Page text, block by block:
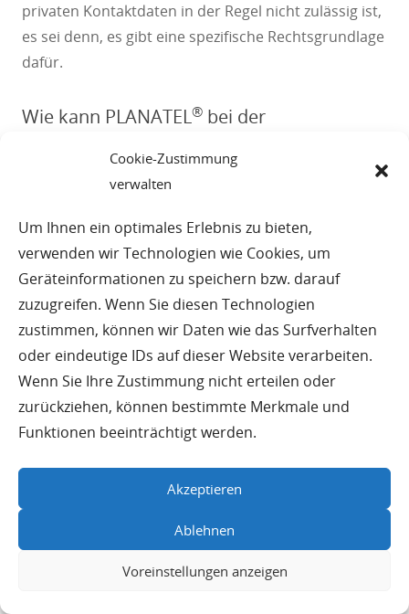
Cookie-Zustimmung
verwalten
Um Ihnen ein optimales Erlebnis zu bieten,
verwenden wir Technologien wie Cookies, um
Geräteinformationen zu speichern bzw. darauf
zuzugreifen. Wenn Sie diesen Technologien
zustimmen, können wir Daten wie das Surfverhalten
oder eindeutige IDs auf dieser Website verarbeiten.
Wenn Sie Ihre Zustimmung nicht erteilen oder
zurückziehen, können bestimmte Merkmale und
Funktionen beeinträchtigt werden.
Akzeptieren
Ablehnen
Voreinstellungen anzeigen
privaten Kontaktdaten in der Regel nicht zulässig ist,
es sei denn, es gibt eine spezifische Rechtsgrundlage
dafür.
Wie kann PLANATEL® bei der
datenschutzkonformen
Besucherverwaltung unterstützen?
®
bietet als unabhängiges Planungs- und
Beratungsunternehmen umfassende Unterstützung.
Wir führen eine detaillierte Bedarfsanalyse durch,
entwickeln eine maßgeschneiderte Sollkonzeption
und erstellen herstellerneutrale
Ausschreibungsunterlagen. Unsere Expertise stellt
sicher, dass Sie die technisch und wirtschaftlich
beste Lösung erhalten, die alle
datenschutzrechtlichen Anforderungen erfüllt. Wir
begleiten Sie von der Planung bis zur Abnahme und
prüfen die Rechtskonformität Ihrer Prozesse.
Welche Rolle spielen technische und
organisatorische Maßnahmen (TOMs) für